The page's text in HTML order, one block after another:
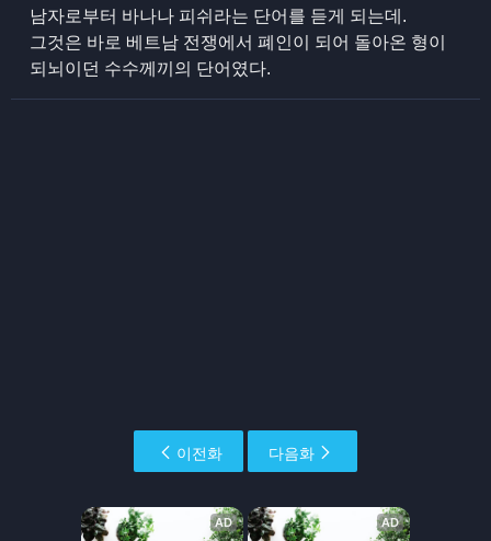
남자로부터 바나나 피쉬라는 단어를 듣게 되는데.
그것은 바로 베트남 전쟁에서 폐인이 되어 돌아온 형이
되뇌이던 수수께끼의 단어였다.
이전화 다음화